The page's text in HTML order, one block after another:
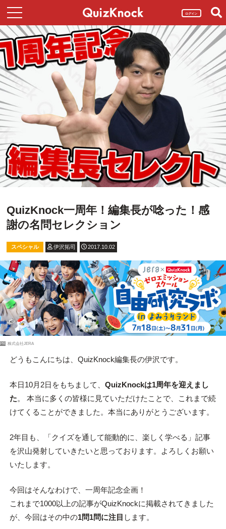
ログイン
QuizKnock一周年！編集長が唸った！感
謝の名問セレクション
スペシャル 伊沢拓司 2017.10.02
PR 株式会社JERA
どうもこんにちは、QuizKnock編集長の伊沢です。
本日10月2日をもちまして、 QuizKnockは1周年を迎えまし
た。 本当に多くの皆様に見ていただけたことで、これまで続
けてくることができました。本当にありがとうございます。
2年目も、「クイズを通して能動的に、楽しく学べる」記事
を沢山発射していきたいと思っております。よろしくお願い
いたします。
今回はそんなわけで、一周年記念企画！
これまで1000以上の記事がQuizKnockに掲載されてきました
が、今回はその中の1問1問に注目 します。